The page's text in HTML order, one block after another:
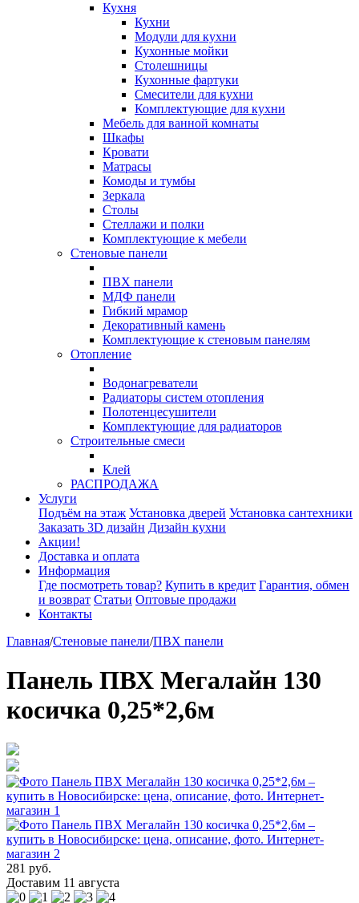
Кухня
Кухни
Модули для кухни
Кухонные мойки
Столешницы
Кухонные фартуки
Смесители для кухни
Комплектующие для кухни
Мебель для ванной комнаты
Шкафы
Кровати
Матрасы
Комоды и тумбы
Зеркала
Столы
Стеллажи и полки
Комплектующие к мебели
Стеновые панели
ПВХ панели
МДФ панели
Гибкий мрамор
Декоративный камень
Комплектующие к стеновым панелям
Отопление
Водонагреватели
Радиаторы систем отопления
Полотенцесушители
Комплектующие для радиаторов
Строительные смеси
Клей
РАСПРОДАЖА
Услуги
Подъём на этаж Установка дверей Установка сантехники
Заказать 3D дизайн Дизайн кухни
Акции!
Доставка и оплата
Информация
Где посмотреть товар? Купить в кредит Гарантия, обмен
и возврат Статьи Оптовые продажи
Контакты
Главная/Стеновые панели/ПВХ панели
Панель ПВХ Мегалайн 130
косичка 0,25*2,6м
281 руб.
Доставим 11 августа